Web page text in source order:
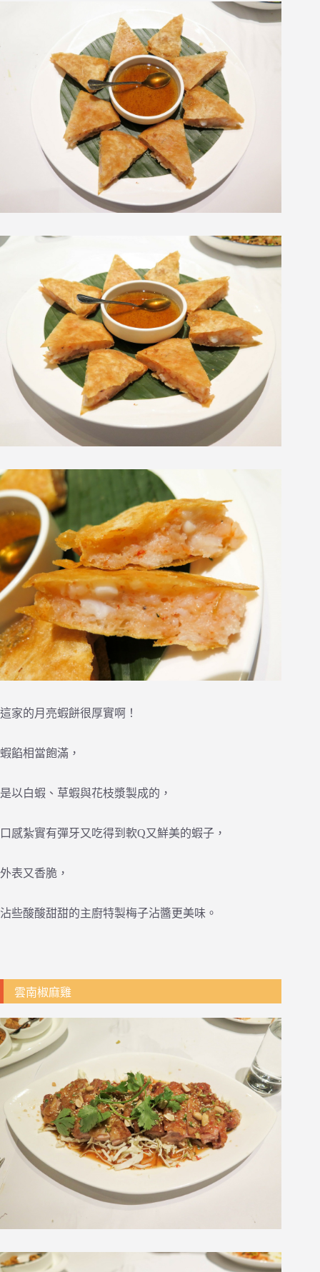
這家的月亮蝦餅很厚實啊！
蝦餡相當飽滿，
是以白蝦、草蝦與花枝漿製成的，
口感紮實有彈牙又吃得到軟Q又鮮美的蝦子，
外表又香脆，
沾些酸酸甜甜的主廚特製梅子沾醬更美味。
雲南椒麻雞